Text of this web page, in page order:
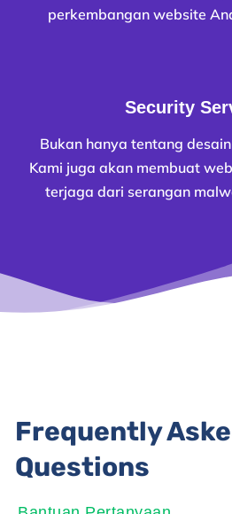
perkembangan website
Security
Bukan hanya tentang
Kami juga akan membuat
terjaga dari serangan
Frequently
Questions